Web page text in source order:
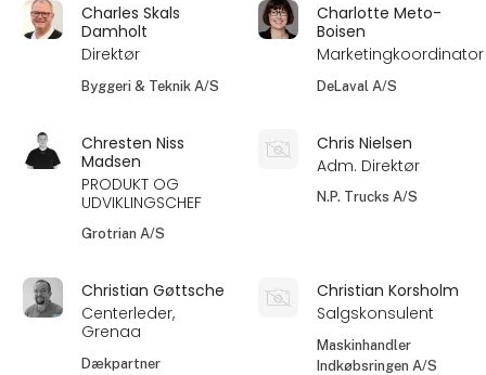
Charles Skals
Damholt
Direktør
Byggeri & Teknik A/S
Charlotte Meto-
Boisen
Marketingkoordinator
DeLaval A/S
Chresten Niss
Madsen
PRODUKT OG
UDVIKLINGSCHEF
Grotrian A/S
Chris Nielsen
Adm. Direktør
N.P. Trucks A/S
Christian Gøttsche
Centerleder,
Grenaa
Dækpartner
Christian Korsholm
Salgskonsulent
Maskinhandler
Indkøbsringen A/S